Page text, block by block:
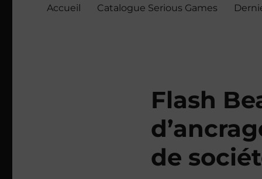
Accueil Catalogue Serious Games
Flash
de